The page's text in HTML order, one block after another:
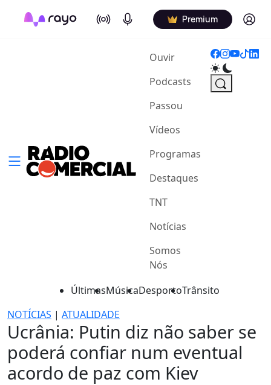
On Air Podcasts Premium Log in
Ouvir(current)
Podcasts
Passou
Vídeos
Programas
Destaques
TNT
Notícias
Somos
Nós
ÚltimasMúsicaDesportoTrânsito
NOTÍCIAS | ATUALIDADE
Ucrânia: Putin diz não saber se
poderá confiar num eventual
acordo de paz com Kiev